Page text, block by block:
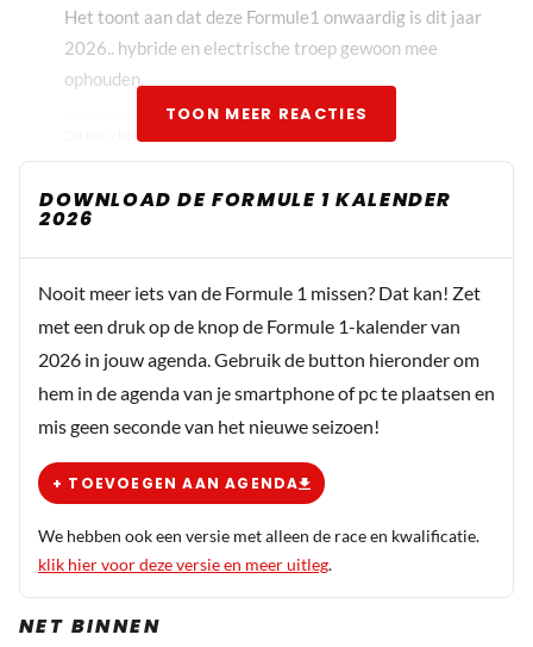
Het toont aan dat deze Formule1 onwaardig is dit jaar
2026.. hybride en electrische troep gewoon mee
ophouden.
Dit bericht is aangepast op:
FormuleAndre
8 juni 11:21
Er is niet veel details gedeeld in dit artikel. Ondanks de
problemen is het superknap om op het podium te
eindigen. Er zijn mensen die het nodig vinden om de
motor probleem in Canada uitgevallen. Dit hoort allemaal
bij regelement wijzigingen. Betrouwbaarheid moet weer
groeien.
Sientje
8 juni 13:56
Juist inmiddels al 8 keer een coureur met Mercedes
TOON MEER REACTIES
DOWNLOAD DE FORMULE 1 KALENDER
2026
Nooit meer iets van de Formule 1 missen? Dat kan! Zet
met een druk op de knop de Formule 1-kalender van
2026 in jouw agenda. Gebruik de button hieronder om
hem in de agenda van je smartphone of pc te plaatsen en
mis geen seconde van het nieuwe seizoen!
+ TOEVOEGEN AAN AGENDA
We hebben ook een versie met alleen de race en kwalificatie.
klik hier voor deze versie en meer uitleg.
NET BINNEN